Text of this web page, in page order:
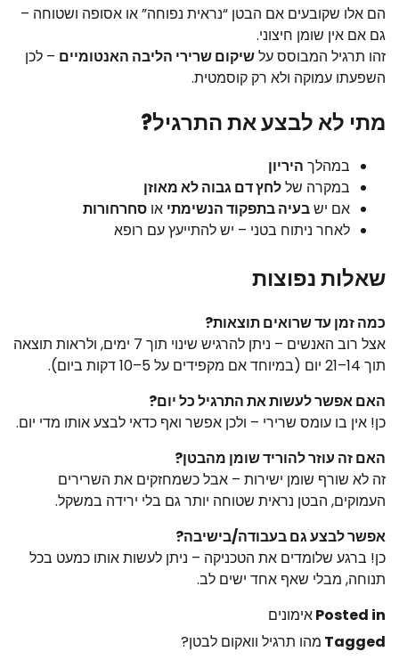
הם אלו שקובעים אם הבטן “נראית נפוחה” או אסופה ושטוחה –
גם אם אין שומן חיצוני.
זהו תרגיל המבוסס עלשיקום שרירי הליבה האנטומיים – לכן
השפעתו עמוקה ולא רק קוסמטית.
מתי לא לבצע את התרגיל?
במהלך היריון
במקרה שללחץ דם גבוה לא מאוזן
אם ישבעיה בתפקוד הנשימתי או סחרחורות
לאחר ניתוח בטני – יש להתייעץ עם רופא
שאלות נפוצות
כמה זמן עד שרואים תוצאות?
אצל רוב האנשים – ניתן להרגיש שינוי תוך 7 ימים, ולראות תוצאה
תוך 14–21 יום (במיוחד אם מקפידים על 5–10 דקות ביום).
האם אפשר לעשות את התרגיל כל יום?
כן! אין בו עומס שרירי – ולכן אפשר ואף כדאי לבצע אותו מדי יום.
האם זה עוזר להוריד שומן מהבטן?
זה לא שורף שומן ישירות – אבל כשמחזקים את השרירים
העמוקים, הבטן נראית שטוחה יותר גם בלי ירידה במשקל.
אפשר לבצע גם בעבודה/בישיבה?
כן! ברגע שלומדים את הטכניקה – ניתן לעשות אותו כמעט בכל
תנוחה, מבלי שאף אחד ישים לב.
Posted inאימונים
Tagged מהו תרגיל וואקום לבטן?